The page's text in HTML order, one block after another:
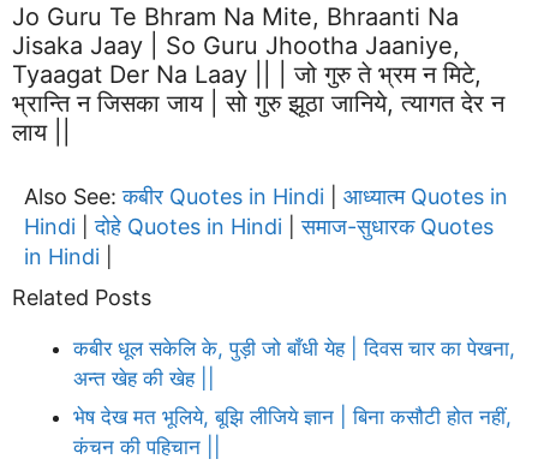
Jo Guru Te Bhram Na Mite, Bhraanti Na
Jisaka Jaay | So Guru Jhootha Jaaniye,
Tyaagat Der Na Laay || | जो गुरु ते भ्रम न मिटे,
भ्रान्ति न जिसका जाय | सो गुरु झूठा जानिये, त्यागत देर न
लाय ||
Also See:कबीर Quotes in Hindi
आध्यात्म Quotes in
Hindi |दोहे Quotes in Hindi |समाज-सुधारक Quotes
in Hindi
Related Posts
कबीर धूल सकेलि के, पुड़ी जो बाँधी येह | दिवस चार का पेखना,
अन्त खेह की खेह ||
भेष देख मत भूलिये, बूझि लीजिये ज्ञान | बिना कसौटी होत नहीं,
कंचन की पहिचान ||